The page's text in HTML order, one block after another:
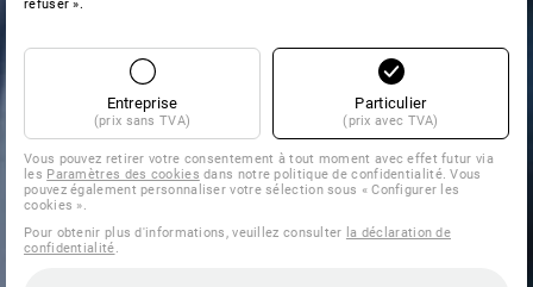
refuser ».
Entreprise
(prix sans TVA)
Particulier
(prix avec TVA)
Vous pouvez retirer votre consentement à tout moment avec effet futur via
les Paramètres des cookies dans notre politique de confidentialité. Vous
pouvez également personnaliser votre sélection sous « Configurer les
cookies ».
Pour obtenir plus d'informations, veuillez consulter la déclaration de
confidentialité.